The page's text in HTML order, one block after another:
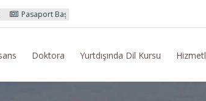
İşlemleri
Doktora Yurtdışında Dil Kursu